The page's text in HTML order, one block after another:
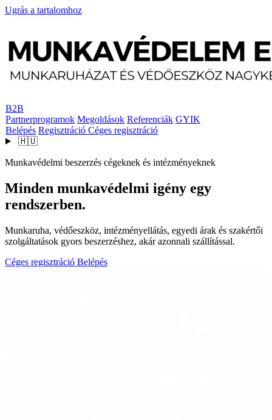
Ugrás a tartalomhoz
B2B
Partnerprogramok Megoldások Referenciák GYIK
Belépés Regisztráció Céges regisztráció
🇭🇺
Munkavédelmi beszerzés cégeknek és intézményeknek
Minden munkavédelmi igény egy
rendszerben.
Munkaruha, védőeszköz, intézményellátás, egyedi árak és szakértői
szolgáltatások gyors beszerzéshez, akár azonnali szállítással.
Céges regisztráció Belépés